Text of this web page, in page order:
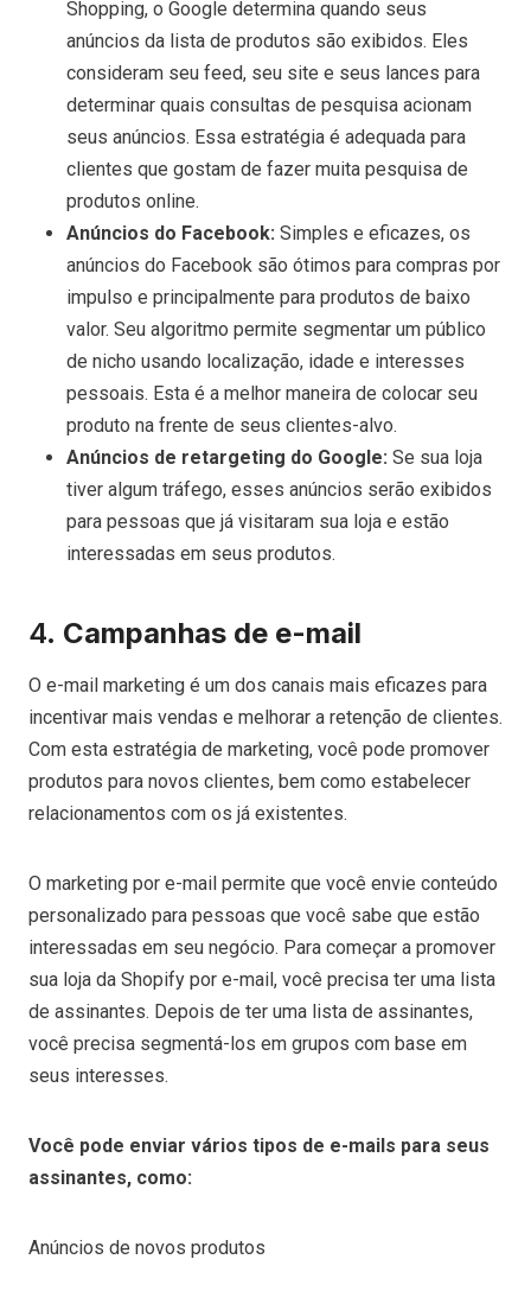
Shopping, o Google determina quando seus
anúncios da lista de produtos são exibidos. Eles
consideram seu feed, seu site e seus lances para
determinar quais consultas de pesquisa acionam
seus anúncios. Essa estratégia é adequada para
clientes que gostam de fazer muita pesquisa de
produtos online.
Anúncios do Facebook: Simples e eficazes, os
anúncios do Facebook são ótimos para compras por
impulso e principalmente para produtos de baixo
valor. Seu algoritmo permite segmentar um público
de nicho usando localização, idade e interesses
pessoais. Esta é a melhor maneira de colocar seu
produto na frente de seus clientes-alvo.
Anúncios de retargeting do Google: Se sua loja
tiver algum tráfego, esses anúncios serão exibidos
para pessoas que já visitaram sua loja e estão
interessadas em seus produtos.
4. Campanhas de e-mail
O e-mail marketing é um dos canais mais eficazes para
incentivar mais vendas e melhorar a retenção de clientes.
Com esta estratégia de marketing, você pode promover
produtos para novos clientes, bem como estabelecer
relacionamentos com os já existentes.
O marketing por e-mail permite que você envie conteúdo
personalizado para pessoas que você sabe que estão
interessadas em seu negócio. Para começar a promover
sua loja da Shopify por e-mail, você precisa ter uma lista
de assinantes. Depois de ter uma lista de assinantes,
você precisa segmentá-los em grupos com base em
seus interesses.
Você pode enviar vários tipos de e-mails para seus
assinantes, como:
Anúncios de novos produtos